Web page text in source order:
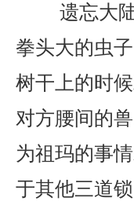
遗忘大
拳头大的虫
树干上的时
对方腰间的
为祖玛的事
于其他三道